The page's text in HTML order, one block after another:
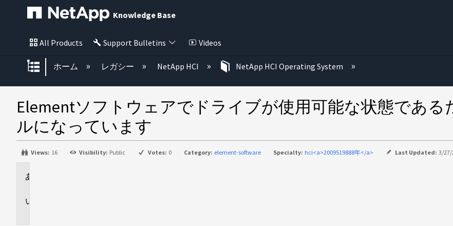
Knowledge Base
All Products Support Bulletins Videos
グローバル階層を展開/折りたたむ
ホーム レガシー NetApp HCI NetApp HCI Operating System
Elementソフトウェアでドライブが使用可能な状態であ
ルになっています
Views: 16 Visibility: Public Votes: 0 Category: element-software Specialty: hci<a>2009519888年</a> Last Updated: 3/27/